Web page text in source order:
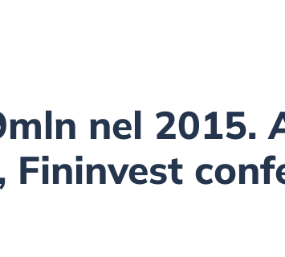
nel 2015.
Fininvest